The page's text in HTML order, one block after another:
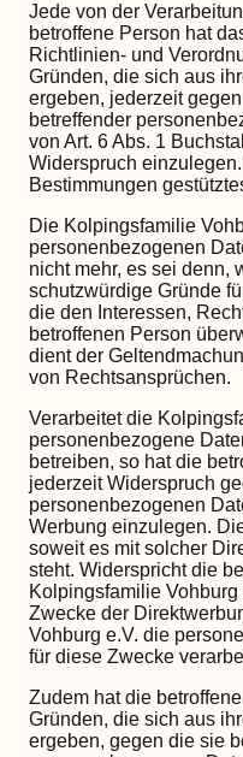
Jede von der
betroffene Person hat
Richtlinien- und
Gründen, die sich aus
ergeben, jederzeit
betreffender
von Art. 6 Abs. 1
Widerspruch
Bestimmungen
Die Kolpingsfamilie
personenbezogenen
nicht mehr, es sei denn,
schutzwürdige Gründe
die den Interessen,
betroffenen Person
dient der
von Rechtsansprüchen.
Verarbeitet die
personenbezogene
betreiben, so hat die
jederzeit Widerspruch
personenbezogenen
Werbung einzulegen.
soweit es mit solcher
steht. Widerspricht die
Kolpingsfamilie
Zwecke der
Vohburg e.V. die
für diese Zwecke
Zudem hat die
Gründen, die sich aus
ergeben, gegen die sie